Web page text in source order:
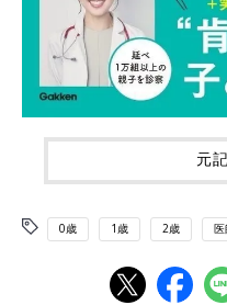
元
0歳 1歳 2歳 医